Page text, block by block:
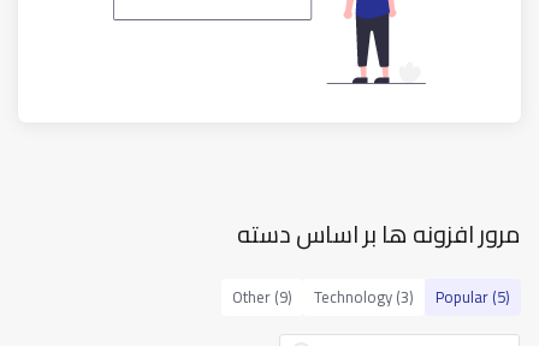
مرور افزونه ها بر اساس دسته
Popular (5)
Technology (3)
Other (9)